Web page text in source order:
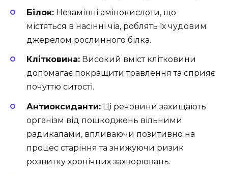
Білок: Незамінні амінокислоти, що
містяться в насінні чіа, роблять їх чудовим
джерелом рослинного білка.
Клітковина: Високий вміст клітковини
допомагає покращити травлення та сприяє
почуттю ситості.
Антиоксиданти: Ці речовини захищають
організм від пошкоджень вільними
радикалами, впливаючи позитивно на
процес старіння та знижуючи ризик
розвитку хронічних захворювань.